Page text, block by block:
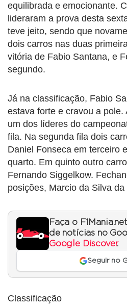
equilibrada e emocionante.
lideraram a prova desta
teve jeito, sendo que
dois carros nas duas
vitória de Fabio Santana, e
segundo.
Já na classificação, Fabio
estava forte e cravou a
um dos líderes do
fila. Na segunda fila dois
Daniel Fonseca em terceiro
quarto. Em quinto outro
Fernando Siggelkow.
posições, Marcio da Silva da
Faça o
de notícias no
Google Discover.
Seguir no
Classificação